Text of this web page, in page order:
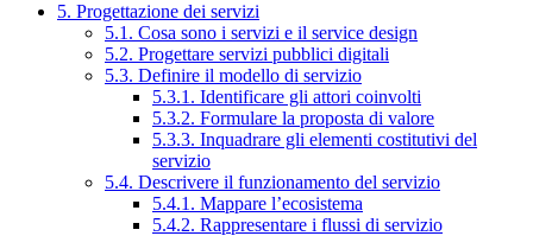
5. Progettazione dei servizi
5.1. Cosa sono i servizi e il service design
5.2. Progettare servizi pubblici digitali
5.3. Definire il modello di servizio
5.3.1. Identificare gli attori coinvolti
5.3.2. Formulare la proposta di valore
5.3.3. Inquadrare gli elementi costitutivi del
servizio
5.4. Descrivere il funzionamento del servizio
5.4.1. Mappare l’ecosistema
5.4.2. Rappresentare i flussi di servizio